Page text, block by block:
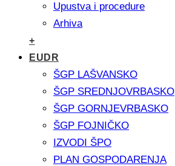
Upustva i procedure
Arhiva
+
EUDR
ŠGP LAŠVANSKO
ŠGP SREDNJOVRBASKO
ŠGP GORNJEVRBASKO
ŠGP FOJNIČKO
IZVODI ŠPO
PLAN GOSPODARENJA